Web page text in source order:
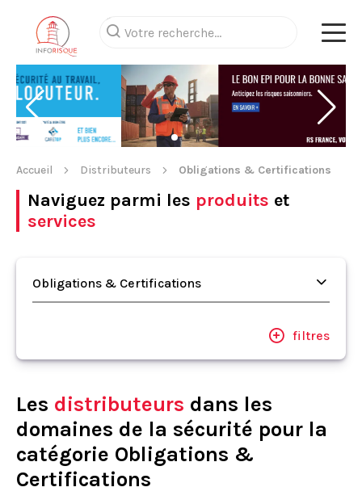
Accueil Distributeurs Obligations & Certifications
Naviguez parmi les produits et
services
Obligations & Certifications
filtres
Les distributeurs dans les
domaines de la sécurité pour la
catégorie Obligations &
Certifications